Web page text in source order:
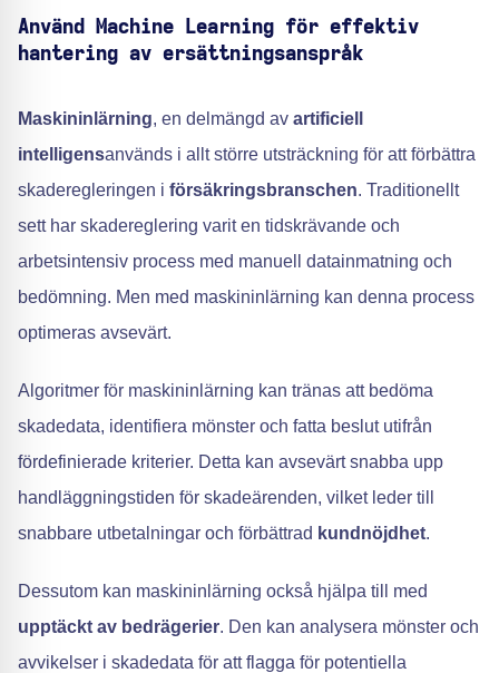
Använd Machine Learning för effektiv
hantering av ersättningsanspråk
Maskininlärning, en delmängd av artificiell
intelligensanvänds i allt större utsträckning för att förbättra
skaderegleringen i försäkringsbranschen. Traditionellt
sett har skadereglering varit en tidskrävande och
arbetsintensiv process med manuell datainmatning och
bedömning. Men med maskininlärning kan denna process
optimeras avsevärt.
Algoritmer för maskininlärning kan tränas att bedöma
skadedata, identifiera mönster och fatta beslut utifrån
fördefinierade kriterier. Detta kan avsevärt snabba upp
handläggningstiden för skadeärenden, vilket leder till
snabbare utbetalningar och förbättrad kundnöjdhet.
Dessutom kan maskininlärning också hjälpa till med
upptäckt av bedrägerier. Den kan analysera mönster och
avvikelser i skadedata för att flagga för potentiella